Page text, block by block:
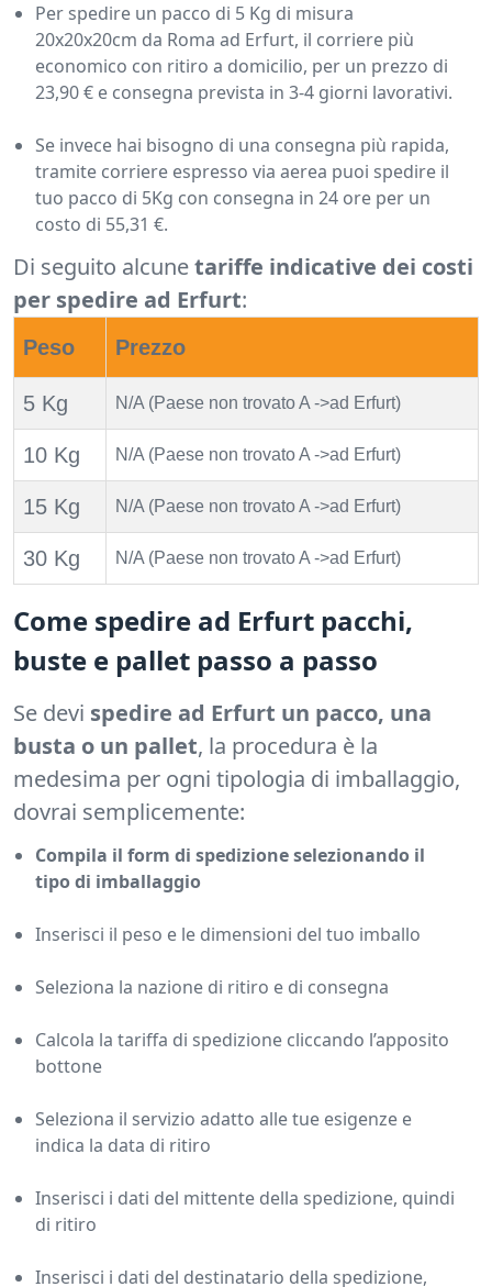
Per spedire un pacco di 5 Kg di misura
20x20x20cm da Roma ad Erfurt, il corriere più
economico con ritiro a domicilio, per un prezzo di
23,90 € e consegna prevista in 3-4 giorni lavorativi.
Se invece hai bisogno di una consegna più rapida,
tramite corriere espresso via aerea puoi spedire il
tuo pacco di 5Kg con consegna in 24 ore per un
costo di 55,31 €.
Di seguito alcunetariffe indicative dei costi
per spedire ad Erfurt:
Peso Prezzo
5 Kg N/A (Paese non trovato A ->ad Erfurt)
10 Kg N/A (Paese non trovato A ->ad Erfurt)
15 Kg N/A (Paese non trovato A ->ad Erfurt)
30 Kg N/A (Paese non trovato A ->ad Erfurt)
Come spedire ad Erfurt pacchi,
buste e pallet passo a passo
Se devi spedire ad Erfurt un pacco, una
busta o un pallet, la procedura è la
medesima per ogni tipologia di imballaggio,
dovrai semplicemente:
Compila il form di spedizione selezionando il
tipo di imballaggio
Inserisci il peso e le dimensioni del tuo imballo
Seleziona la nazione di ritiro e di consegna
Calcola la tariffa di spedizione cliccando l’apposito
bottone
Seleziona il servizio adatto alle tue esigenze e
indica la data di ritiro
Inserisci i dati del mittente della spedizione, quindi
di ritiro
Inserisci i dati del destinatario della spedizione,